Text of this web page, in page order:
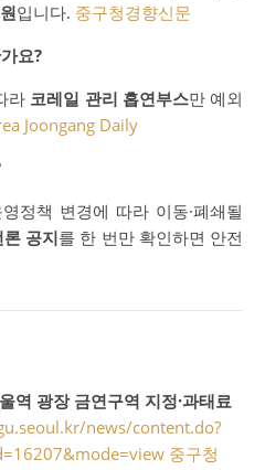
입니다. 중구청경향신문
요?
라 코레일 관리 흡연부스만 예외
Joongang Daily
정책 변경에 따라 이동·폐쇄될
공지를 한 번만 확인하면 안전
역 광장 금연구역 지정·과태료
news/content.do?
중구청